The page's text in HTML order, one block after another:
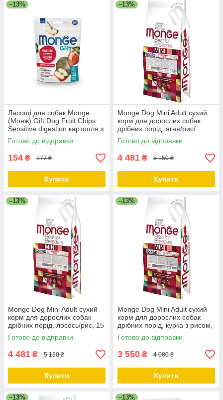
–13%
Ласощі для собак Monge
(Монж) Gift Dog Fruit Chips
Sensitive digestion картопля з
яблуком (веган) 150г
Готово до відправки
154 ₴ 177 ₴
Купити
–13%
Monge Dog Mini Adult сухий
корм для дорослих собак
дрібних порід, ягня/рис/
картопля, 15 КГ
Готово до відправки
4 481 ₴ 5 150 ₴
Купити
–13%
Monge Dog Mini Adult сухий
корм для дорослих собак
дрібних порід, лосось/рис, 15
КГ
Готово до відправки
4 481 ₴ 5 150 ₴
Купити
–13%
Monge Dog Mini Adult сухий
корм для дорослих собак
дрібних порід, курка з рисом,
15 КГ
Готово до відправки
3 550 ₴ 4 080 ₴
Купити
–13% –13%